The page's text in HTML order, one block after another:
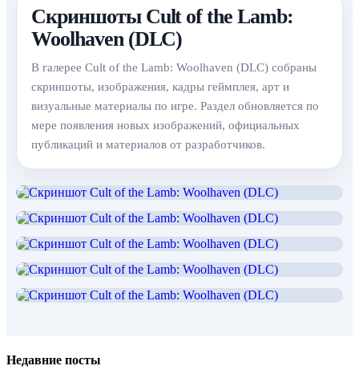
Скриншоты Cult of the Lamb:
Woolhaven (DLC)
В галерее Cult of the Lamb: Woolhaven (DLC) собраны
скриншоты, изображения, кадры геймплея, арт и
визуальные материалы по игре. Раздел обновляется по
мере появления новых изображений, официальных
публикаций и материалов от разработчиков.
Недавние посты